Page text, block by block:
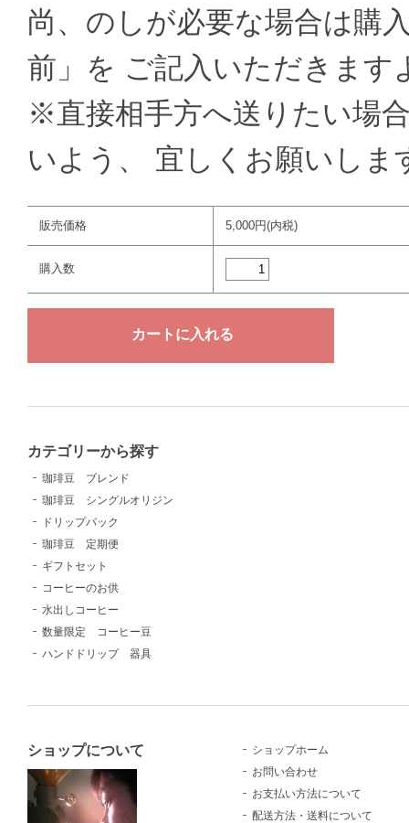
尚、のしが必要な場合は購
前」を ご記入いただきます
※直接相手方へ送りたい場
いよう、 宜しくお願いしま
販売価格 5,000円(内税)
購入数
カテゴリーから探す
珈琲豆 ブレンド
珈琲豆 シングルオリジン
ドリップパック
珈琲豆 定期便
ギフトセット
コーヒーのお供
水出しコーヒー
数量限定 コーヒー豆
ハンドドリップ 器具
ショップについて
ショップホーム
お問い合わせ
お支払い方法について
配送方法・送料について